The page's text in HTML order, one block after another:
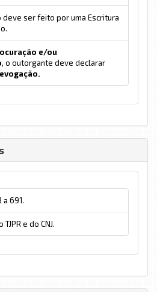
deve ser feito por uma Escritura
e/ou
, o outorgante deve declarar
a 691.
e do CNJ.